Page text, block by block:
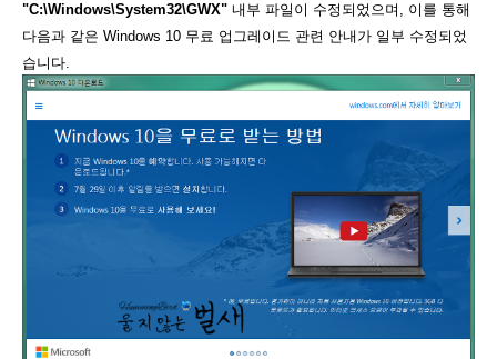
"C:\Windows\System32\GWX" 내부 파일이 수정되었으며, 이를 통해
다음과 같은 Windows 10 무료 업그레이드 관련 안내가 일부 수정되었
습니다.